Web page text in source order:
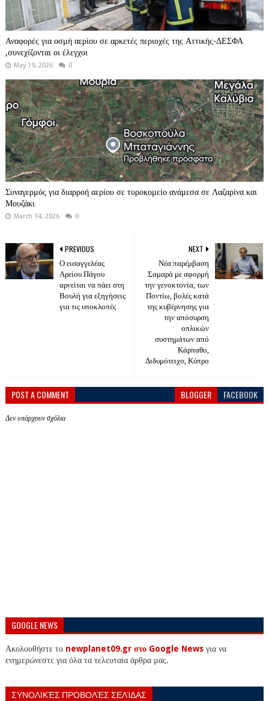
Αναφορές για οσμή αερίου σε αρκετές περιοχές της Αττικής-ΔΕΣΦΑ
,συνεχίζονται οι έλεγχοι
May 19, 2026 0
Συναγερμός για διαρροή αερίου σε τυροκομείο ανάμεσα σε Λαζαρίνα και
Μουζάκι
March 14, 2026 0
NEXT
Νέα παρέμβαση
Σαμαρά με αφορμή
την γενοκτονία, των
Ποντίω, βολές κατά
της κυβέρνησης για
την απόσυρση
οπλικών
συστημάτων από
Κάρπαθο,
Διδυμότειχο, Κύπρο
PREVIOUS
Ο εισαγγελέας
Αρείου Πάγου
αρνείται να πάει στη
Βουλή για εξηγήσεις
για τις υποκλοπές
POST A COMMENT BLOGGER FACEBOOK
Δεν υπάρχουν σχόλια
GOOGLE NEWS
Ακολουθήστε το newplanet09.gr στο Google Newsγια να
ενημερώνεστε για όλα τα τελευταία άρθρα μας.
ΣΥΝΟΛΙΚΈΣ ΠΡΟΒΟΛΈΣ ΣΕΛΊΔΑΣ